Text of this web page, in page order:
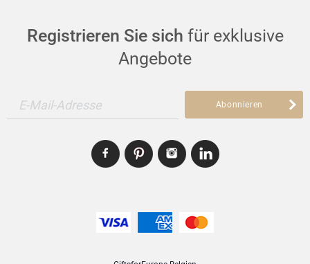
Registrieren Sie sich für exklusive
Angebote
E-Mail-Adresse Abonnieren